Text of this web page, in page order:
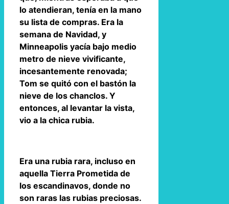
lo atendieran, tenía en la mano
su lista de compras. Era la
semana de Navidad, y
Minneapolis yacía bajo medio
metro de nieve vivificante,
incesantemente renovada;
Tom se quitó con el bastón la
nieve de los chanclos. Y
entonces, al levantar la vista,
vio a la chica rubia.
Era una rubia rara, incluso en
aquella Tierra Prometida de
los escandinavos, donde no
son raras las rubias preciosas.